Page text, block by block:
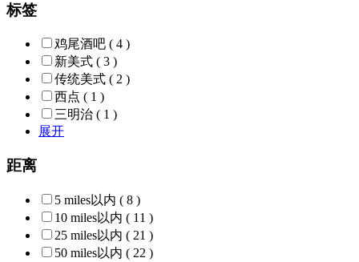
标签
鸡尾酒吧 ( 4 )
新美式 ( 3 )
传统美式 ( 2 )
西点 ( 1 )
三明治 ( 1 )
展开
距离
5 miles以内 ( 8 )
10 miles以内 ( 11 )
25 miles以内 ( 21 )
50 miles以内 ( 22 )